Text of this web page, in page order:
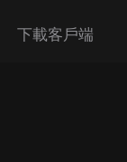
下載客戶端